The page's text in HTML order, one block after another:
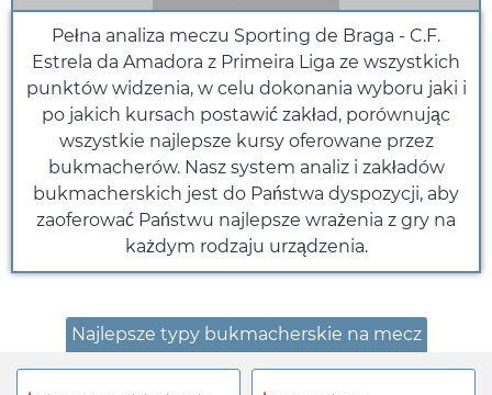
Pełna analiza meczu Sporting de Braga - C.F.
Estrela da Amadora z Primeira Liga ze wszystkich
punktów widzenia, w celu dokonania wyboru jaki i
po jakich kursach postawić zakład, porównując
wszystkie najlepsze kursy oferowane przez
bukmacherów. Nasz system analiz i zakładów
bukmacherskich jest do Państwa dyspozycji, aby
zaoferować Państwu najlepsze wrażenia z gry na
każdym rodzaju urządzenia.
Najlepsze typy bukmacherskie na mecz